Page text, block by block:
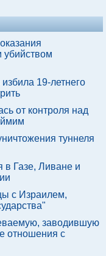
убийством
19-летнего
от контроля над
туннеля
в Газе, Ливане и
с Израилем,
заводившую
отношения с